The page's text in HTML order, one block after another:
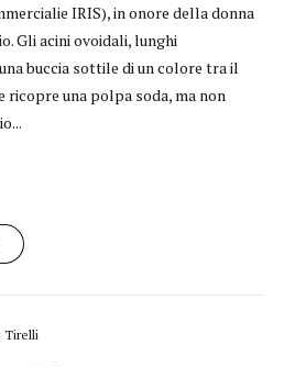
IRIS), in onore della donna
Gli acini ovoidali, lunghi
buccia sottile di un colore tra il
ricopre una polpa soda, ma non
Tirelli